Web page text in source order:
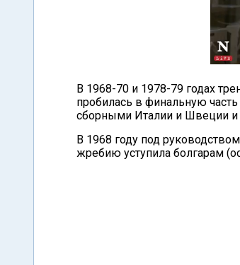
В 1968-70 и 1978-79 годах
пробилась в финальную
сборными Италии и Швеции и
В 1968 году под
жребию уступила болгарам